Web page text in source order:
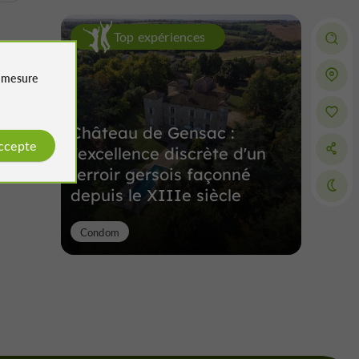
Top expériences
Château de Gensac :
l'excellence discrète d'un
terroir gersois façonné
depuis le XIIIe siècle
Condom
mesure